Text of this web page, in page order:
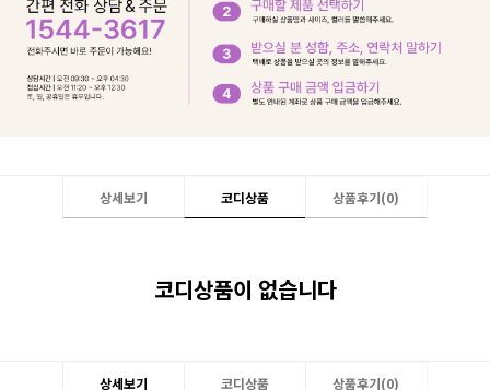
상세보기 코디상품 상품후기(0)
코디상품이 없습니다
상세보기 코디상품 상품후기(0)